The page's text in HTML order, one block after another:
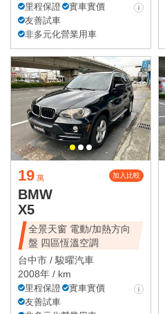
里程保證
實車實價
友善試車
非多元化營業用車
19 萬 加入比較
BMW
X5
全景天窗 電動/加熱方向
盤 四區恆溫空調
台中市 / 駿曜汽車
2008年 / km
里程保證
實車實價
友善試車